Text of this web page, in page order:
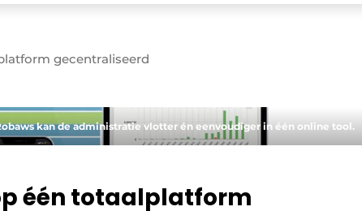
& bouwmachines
gecentraliseerd
kan de administratie vlotter én eenvoudiger in één online tool.
één totaalplatform